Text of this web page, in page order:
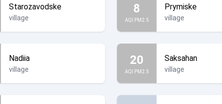
Starozavodske
village
8
AQI PM2.5
Prymiske
village
Nadiia
village
20
AQI PM2.5
Saksahan
village